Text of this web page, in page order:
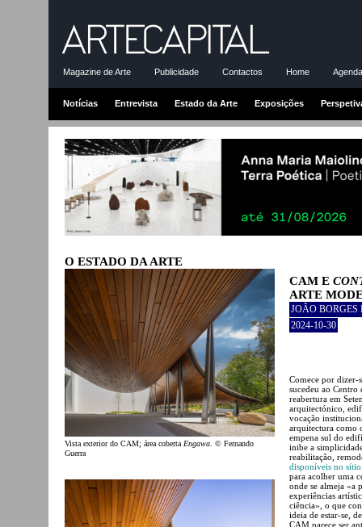
Magazine de Arte Publicidade Contactos Home
Notícias Entrevista Estado da Arte Exposições
O ESTADO DA ARTE
Vista exterior do CAM; área coberta Engawa . © Fernando
Guerra
CAM E
ARTE
JOÃO
2024-10-30
Comece por dizer-
sucedeu ao
reabertura em
arquitectónico,
vocação
arquitectura como
empena sul do
inibe a
reabilitação,
disponíveis no
para acolher uma
onde se almeja «a
experiências
ciência», o que
ideia de estar-se,
CAM parece ser